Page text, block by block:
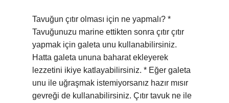
Tavuğun çıtır olması için ne yapmalı? *
Tavuğunuzu marine ettikten sonra çıtır çıtır
yapmak için galeta unu kullanabilirsiniz.
Hatta galeta ununa baharat ekleyerek
lezzetini ikiye katlayabilirsiniz. * Eğer galeta
unu ile uğraşmak istemiyorsanız hazır mısır
gevreği de kullanabilirsiniz. Çıtır tavuk ne ile